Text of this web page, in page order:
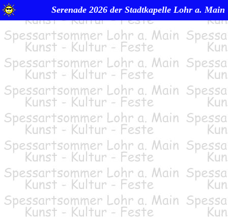
Serenade 2026 der Stadtkapelle Lohr a. Main